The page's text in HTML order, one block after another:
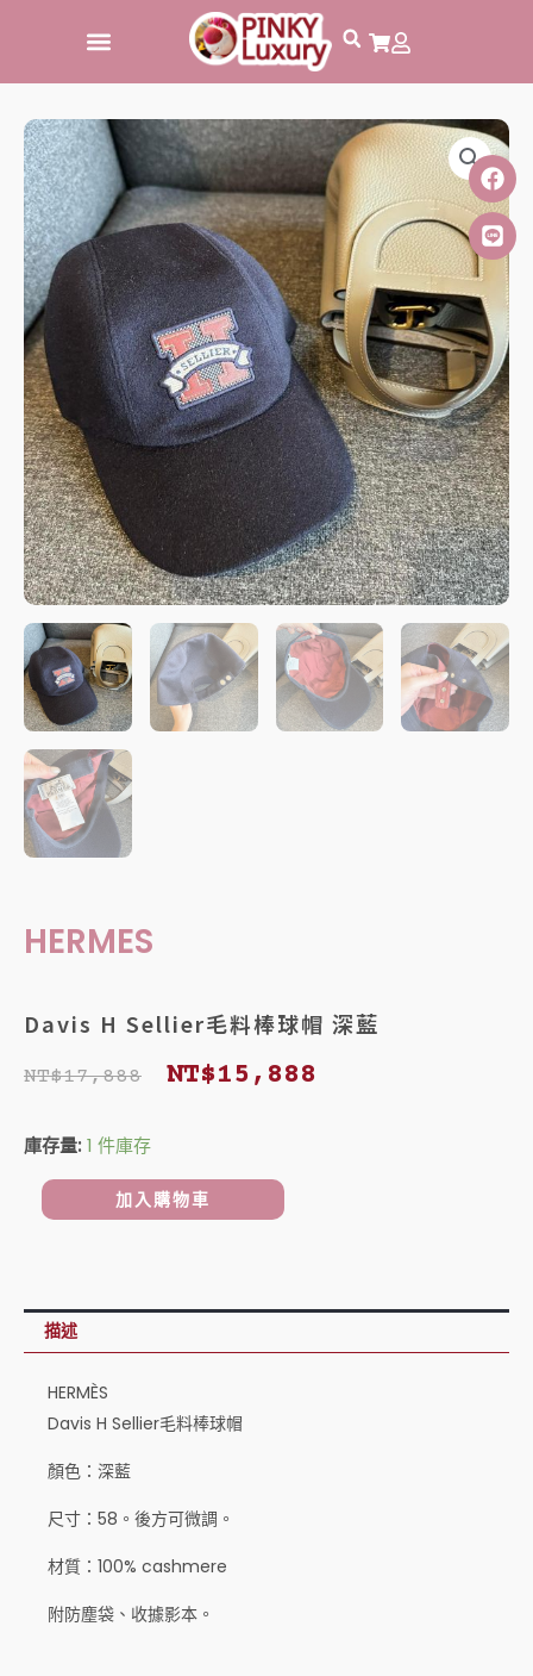
主
HERMES
Davis H Sellier毛料棒球帽 深藍
NT$17,888
原
格：
NT$17,888。
NT$15,888
庫存量: 1 件庫存
H
Sellier
球
帽
加入購物車
描述
HERMÈS
Davis H Sellier毛料棒球帽
顏色：深藍
尺寸：58。後方可微調。
材質：100% cashmere
附防塵袋、收據影本。